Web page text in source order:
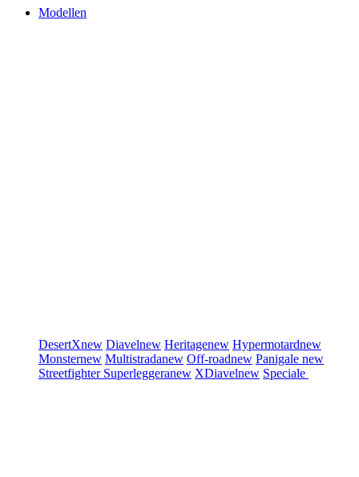
Modellen
DesertXnew Diavelnew Heritagenew Hypermotardnew
Monsternew Multistradanew Off-roadnew Panigale new
Streetfighter Superleggeranew XDiavelnew Speciale